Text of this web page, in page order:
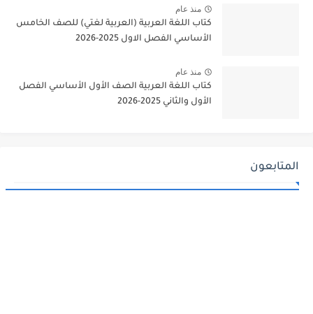
منذ عام
كتاب اللغة العربية (العربية لغتي) للصف الخامس
الأساسي الفصل الاول 2025-2026
منذ عام
كتاب اللغة العربية الصف الأول الأساسي الفصل
الأول والثاني 2025-2026
المتابعون